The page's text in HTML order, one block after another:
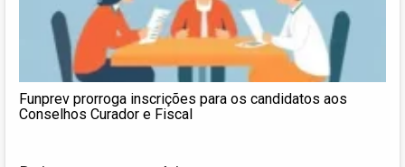
Funprev prorroga inscrições para os candidatos aos
Conselhos Curador e Fiscal